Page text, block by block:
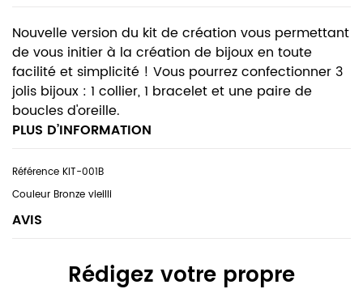
Nouvelle version du kit de création vous permettant
de vous initier à la création de bijoux en toute
facilité et simplicité ! Vous pourrez confectionner 3
jolis bijoux : 1 collier, 1 bracelet et une paire de
boucles d'oreille.
PLUS D’INFORMATION
KIT-001B
Bronze vieilli
AVIS
Rédigez votre propre